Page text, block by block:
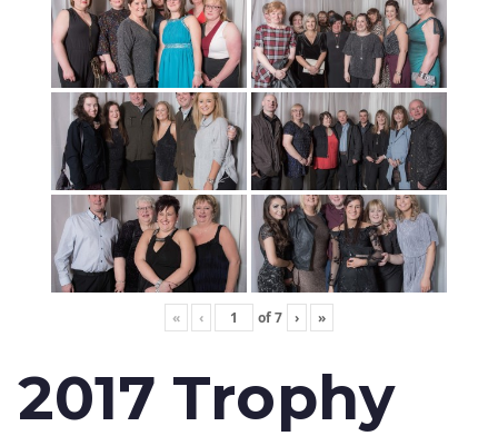
« ‹ of7 › »
2017 Trophy